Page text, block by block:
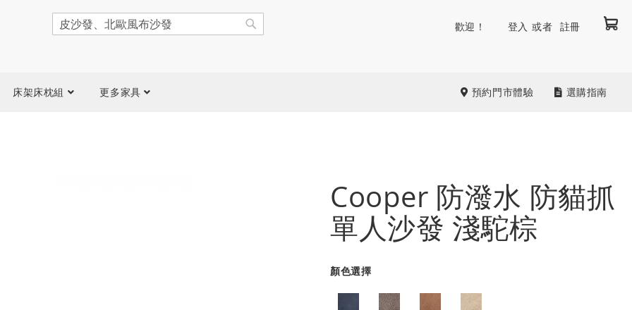
我
搜
尋
歡迎！ 登入 註冊
床架床枕組 更多家具 預約門市體驗 選購指南
Cooper 防潑水 防貓抓
單人沙發 淺駝棕
顏色選擇